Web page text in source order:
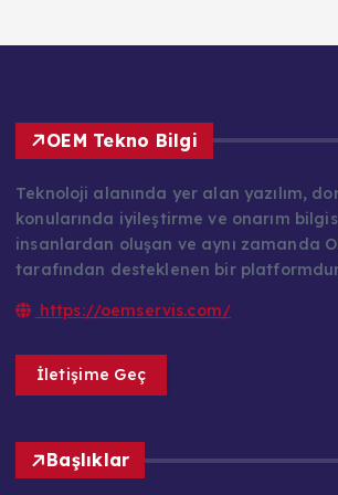
OEM Tekno Bilgi
Teknoloji alanında yer alan yazılım,
konularında iyileştirme ve onarım
insanlardan oluşan ve aynı zamanda
tarafından desteklenen bir
https://oemservis.com/
İletişime Geç
Başlıklar